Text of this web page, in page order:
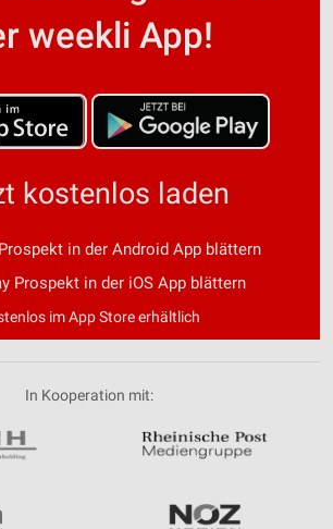
weekli App!
kostenlos laden
in der Android App blättern
Prospekt in der iOS App blättern
im App Store erhältlich
In Kooperation mit: